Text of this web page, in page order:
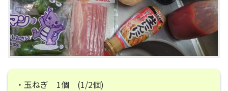
・玉ねぎ 1個 (1/2個)